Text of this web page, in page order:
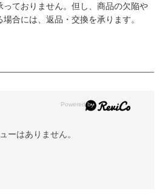
ておりません。但し、商品の欠陥や
合には、返品・交換を承ります。
ーはありません。